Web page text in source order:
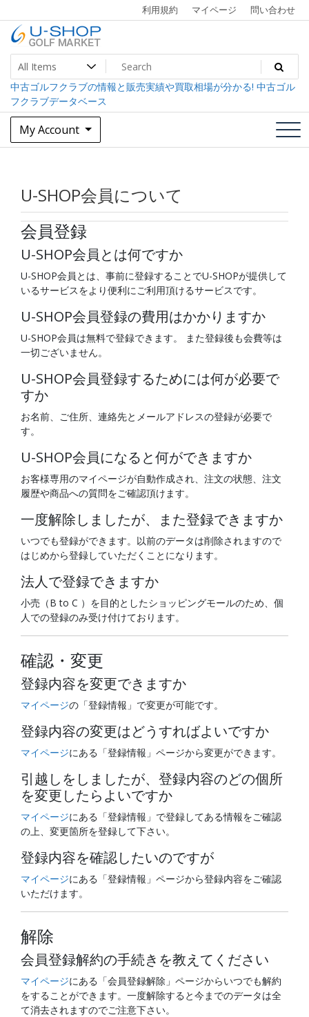
to
content
利用規約 マイページ 問い合わせ
U-SHOP Golf Market dev
中古ゴルフクラブ最大級！U-SHOPゴルフマーケット
中古ゴルフクラブの情報と販売実績や買取相場が分かる! 中古ゴル
フクラブデータベース
My Account
U-SHOP会員について
会員登録
U-SHOP会員とは何ですか
U-SHOP会員とは、事前に登録することでU-SHOPが提供して
いるサービスをより便利にご利用頂けるサービスです。
U-SHOP会員登録の費用はかかりますか
U-SHOP会員は無料で登録できます。 また登録後も会費等は
一切ございません。
U-SHOP会員登録するためには何が必要で
すか
お名前、ご住所、連絡先とメールアドレスの登録が必要で
す。
U-SHOP会員になると何ができますか
お客様専用のマイページが自動作成され、注文の状態、注文
履歴や商品への質問をご確認頂けます。
一度解除しましたが、また登録できますか
いつでも登録ができます。以前のデータは削除されますので
はじめから登録していただくことになります。
法人で登録できますか
小売（B to C ）を目的としたショッピングモールのため、個
人での登録のみ受け付けております。
確認・変更
登録内容を変更できますか
マイページの「登録情報」で変更が可能です。
登録内容の変更はどうすればよいですか
マイページにある「登録情報」ページから変更ができます。
引越しをしましたが、登録内容のどの個所
を変更したらよいですか
マイページにある「登録情報」で登録してある情報をご確認
の上、変更箇所を登録して下さい。
登録内容を確認したいのですが
マイページにある「登録情報」ページから登録内容をご確認
いただけます。
解除
会員登録解約の手続きを教えてください
マイページにある「会員登録解除」ページからいつでも解約
をすることができます。一度解除すると今までのデータは全
て消去されますのでご注意下さい。